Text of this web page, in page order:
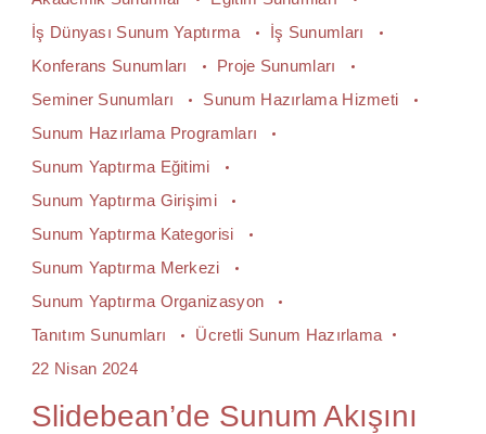
İş Dünyası Sunum Yaptırma
İş Sunumları
Konferans Sunumları
Proje Sunumları
Seminer Sunumları
Sunum Hazırlama Hizmeti
Sunum Hazırlama Programları
Sunum Yaptırma Eğitimi
Sunum Yaptırma Girişimi
Sunum Yaptırma Kategorisi
Sunum Yaptırma Merkezi
Sunum Yaptırma Organizasyon
Tanıtım Sunumları
Ücretli Sunum Hazırlama
22 Nisan 2024
Slidebean’de Sunum Akışını